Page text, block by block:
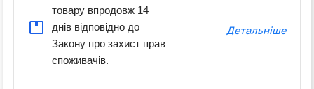
товару впродовж 14
днів відповідно до
Закону про захист прав
споживачів.
Детальніше